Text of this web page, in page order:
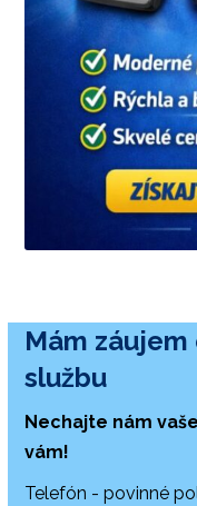
Mám
službu
Nechajte nám
vám!
Telefón - povinné